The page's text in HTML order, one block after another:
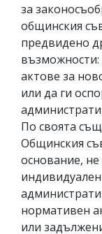
за
общинския
предвидено
възможности:
актове за
или да ги
По своята
Общинския
основание,
нормативен
или